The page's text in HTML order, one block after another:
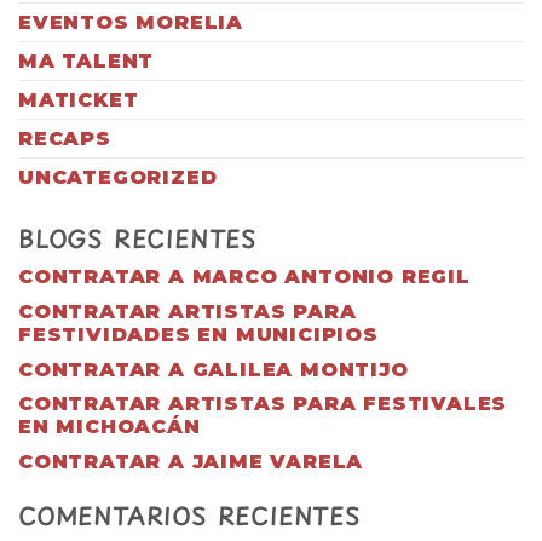
EVENTOS MORELIA
MA TALENT
MATICKET
RECAPS
UNCATEGORIZED
BLOGS RECIENTES
CONTRATAR A MARCO ANTONIO REGIL
CONTRATAR ARTISTAS PARA
FESTIVIDADES EN MUNICIPIOS
CONTRATAR A GALILEA MONTIJO
CONTRATAR ARTISTAS PARA FESTIVALES
EN MICHOACÁN
CONTRATAR A JAIME VARELA
COMENTARIOS RECIENTES